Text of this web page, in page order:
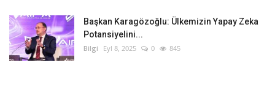
Başkan Karagözoğlu: Ülkemizin Yapay Zeka
Potansiyelini...
Bilgi Eyl 8, 2025 0 845